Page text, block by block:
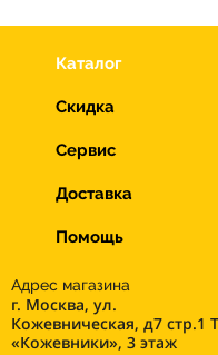
Каталог
Скидка
Сервис
Доставка
Помощь
Адрес магазина
г. Москва, ул.
Кожевническая, д7 стр.1
«Кожевники», 3 этаж